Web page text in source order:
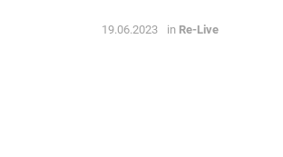
19.06.2023 in Re-Live